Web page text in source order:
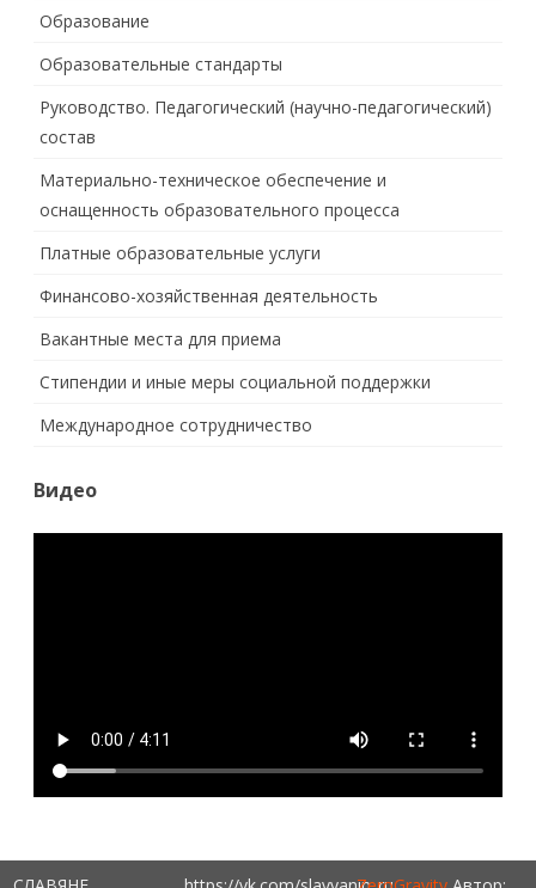
Образование
Образовательные стандарты
Руководство. Педагогический (научно-педагогический)
состав
Материально-техническое обеспечение и
оснащенность образовательного процесса
Платные образовательные услуги
Финансово-хозяйственная деятельность
Вакантные места для приема
Стипендии и иные меры социальной поддержки
Международное сотрудничество
Видео